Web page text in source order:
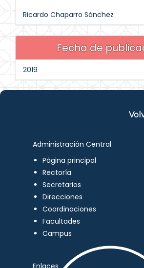
Ricardo Chaparro Sánchez
Fecha de
2019
Administración Central
Página principal
Rectoría
Secretarios
Direcciones
Coordinaciones
Facultades
Campus
Enlaces